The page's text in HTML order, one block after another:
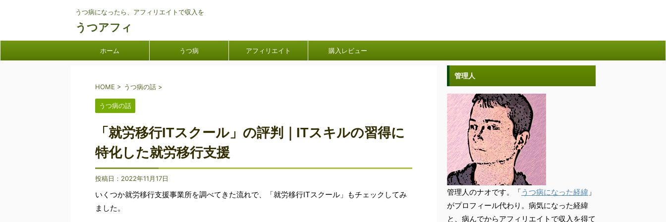
うつ病になったら、アフィリエイトで収入を
うつアフィ
ホーム うつ病 アフィリエイト 購入レビュー
HOME > うつ病の話 >
うつ病の話
「就労移行ITスクール」の評判｜ITスキルの習得に
特化した就労移行支援
投稿日： 2022年11月17日
いくつか就労移行支援事業所を調べてきた流れで、「就労移行ITスクール」もチェックしてみ
ました。
管理人
管理人のナオです。「うつ病になった経緯 」
がプロフィール代わり。病気になった経緯
と、病んでからアフィリエイトで収入を得て